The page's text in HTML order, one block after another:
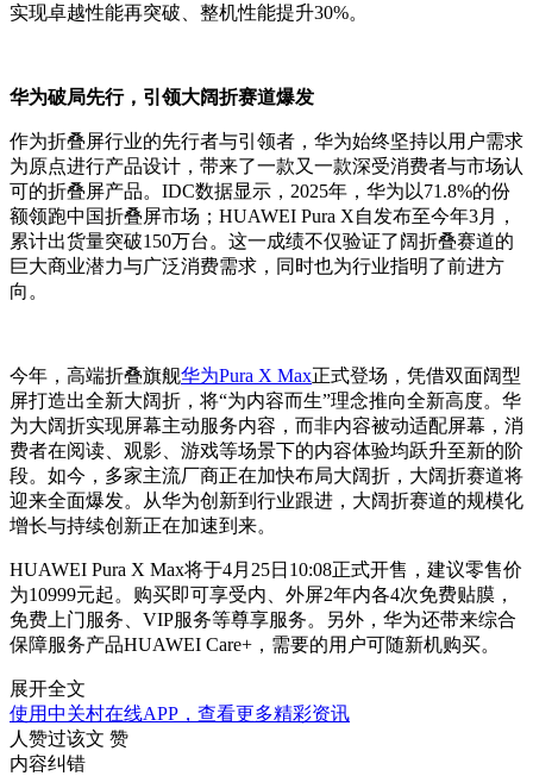
实现卓越性能再突破、整机性能提升30%。
华为破局先行，引领大阔折赛道爆发
作为折叠屏行业的先行者与引领者，华为始终坚持以用户需求
为原点进行产品设计，带来了一款又一款深受消费者与市场认
可的折叠屏产品。IDC数据显示，2025年，华为以71.8%的份
额领跑中国折叠屏市场；HUAWEI Pura X自发布至今年3月，
累计出货量突破150万台。这一成绩不仅验证了阔折叠赛道的
巨大商业潜力与广泛消费需求，同时也为行业指明了前进方
向。
今年，高端折叠旗舰华为Pura X Max正式登场，凭借双面阔型
屏打造出全新大阔折，将“为内容而生”理念推向全新高度。华
为大阔折实现屏幕主动服务内容，而非内容被动适配屏幕，消
费者在阅读、观影、游戏等场景下的内容体验均跃升至新的阶
段。如今，多家主流厂商正在加快布局大阔折，大阔折赛道将
迎来全面爆发。从华为创新到行业跟进，大阔折赛道的规模化
增长与持续创新正在加速到来。
HUAWEI Pura X Max将于4月25日10:08正式开售，建议零售价
为10999元起。购买即可享受内、外屏2年内各4次免费贴膜，
免费上门服务、VIP服务等尊享服务。另外，华为还带来综合
保障服务产品HUAWEI Care+，需要的用户可随新机购买。
展开全文
使用中关村在线APP，查看更多精彩资讯
人赞过该文 赞
内容纠错